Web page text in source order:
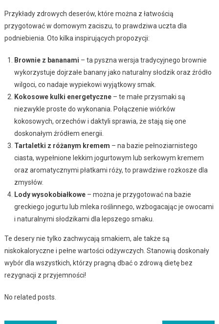
Przykłady zdrowych deserów, które można z łatwością
przygotować w domowym zaciszu, to prawdziwa uczta dla
podniebienia. Oto kilka inspirujących propozycji:
Brownie z bananami – ta pyszna wersja tradycyjnego brownie
wykorzystuje dojrzałe banany jako naturalny słodzik oraz źródło
wilgoci, co nadaje wypiekowi wyjątkowy smak.
Kokosowe kulki energetyczne– te małe przysmaki są
niezwykle proste do wykonania. Połączenie wiórków
kokosowych, orzechów i daktyli sprawia, że stają się one
doskonałym źródłem energii.
Tartaletki z różanym kremem – na bazie pełnoziarnistego
ciasta, wypełnione lekkim jogurtowym lub serkowym kremem
oraz aromatycznymi płatkami róży, to prawdziwe rozkosze dla
zmysłów.
Lody wysokobiałkowe– można je przygotować na bazie
greckiego jogurtu lub mleka roślinnego, wzbogacając je owocami
i naturalnymi słodzikami dla lepszego smaku.
Te desery nie tylko zachwycają smakiem, ale także są
niskokaloryczne i pełne wartości odżywczych. Stanowią doskonały
wybór dla wszystkich, którzy pragną dbać o zdrową dietę bez
rezygnacji z przyjemności!
No related posts.